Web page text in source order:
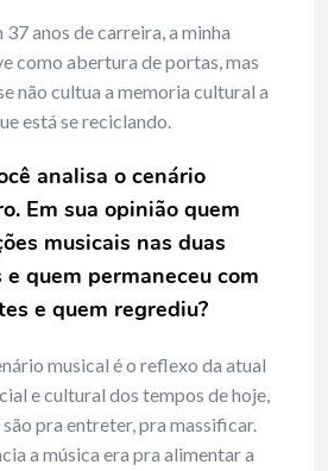
37 anos de carreira, a minha
como abertura de portas, mas
não cultua a memoria cultural a
está se reciclando.
analisa o cenário
Em sua opinião quem
musicais nas duas
quem permaneceu com
e quem regrediu?
musical é o reflexo da atual
e cultural dos tempos de hoje,
pra entreter, pra massificar.
a música era pra alimentar a